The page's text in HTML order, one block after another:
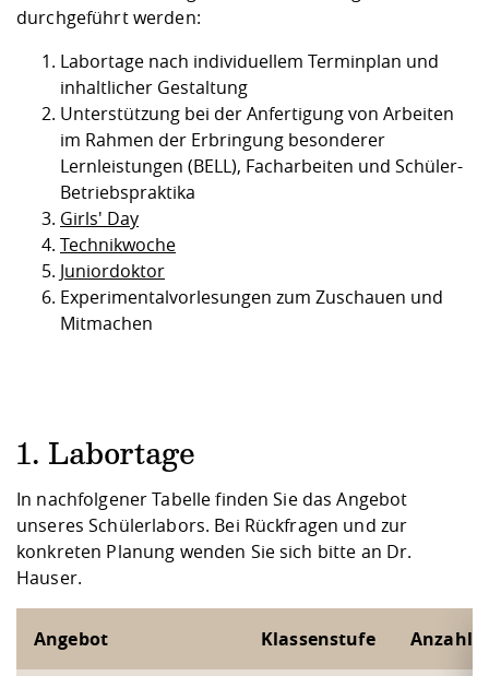
durchgeführt werden:
Labortage nach individuellem Terminplan und
inhaltlicher Gestaltung
Unterstützung bei der Anfertigung von Arbeiten
im Rahmen der Erbringung besonderer
Lernleistungen (BELL), Facharbeiten und Schüler-
Betriebspraktika
Girls' Day
Technikwoche
Juniordoktor
Experimentalvorlesungen zum Zuschauen und
Mitmachen
1. Labortage
In nachfolgener Tabelle finden Sie das Angebot
unseres Schülerlabors. Bei Rückfragen und zur
konkreten Planung wenden Sie sich bitte an Dr.
Hauser.
Angebot Klassenstufe Anzahl